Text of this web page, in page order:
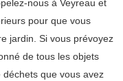
nous à Veyreau et
pour que vous
jardin. Si vous prévoyez
de tous les objets
que vous avez